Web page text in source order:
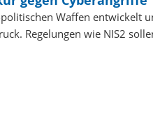
Waffen entwickelt
Regelungen wie NIS2